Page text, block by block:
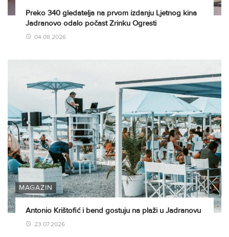
Preko 340 gledatelja na prvom izdanju Ljetnog kina
Jadranovo odalo počast Zrinku Ogresti
04.08.2026
MAGAZIN
Antonio Krištofić i bend gostuju na plaži u Jadranovu
23.07.2026